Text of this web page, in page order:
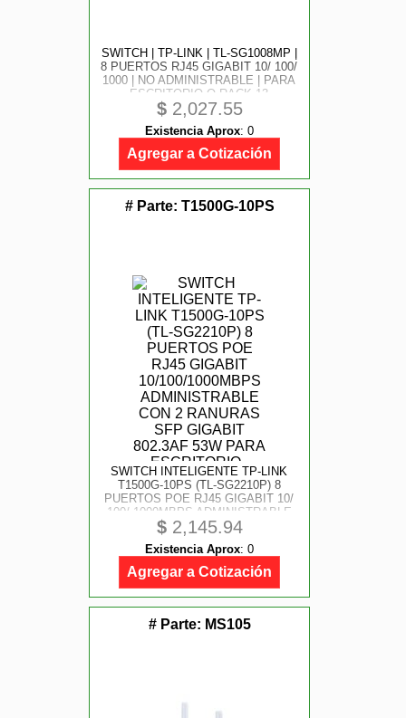
SWITCH | TP-LINK | TL-SG1008MP |
8 PUERTOS RJ45 GIGABIT 10/ 100/
1000 | NO ADMINISTRABLE | PARA
ESCRITORIO O RACK 13
PULGADAS
$2,027.55
Existencia Aprox: 0
Agregar a Cotización
# Parte: T1500G-10PS
SWITCH INTELIGENTE TP-LINK
T1500G-10PS (TL-SG2210P) 8
PUERTOS POE RJ45 GIGABIT 10/
100/ 1000MBPS ADMINISTRABLE
CON 2 RANURAS SFP GIGABIT
802.3AF 53W PARA ESCRITORIO
$2,145.94
Existencia Aprox: 0
Agregar a Cotización
# Parte: MS105